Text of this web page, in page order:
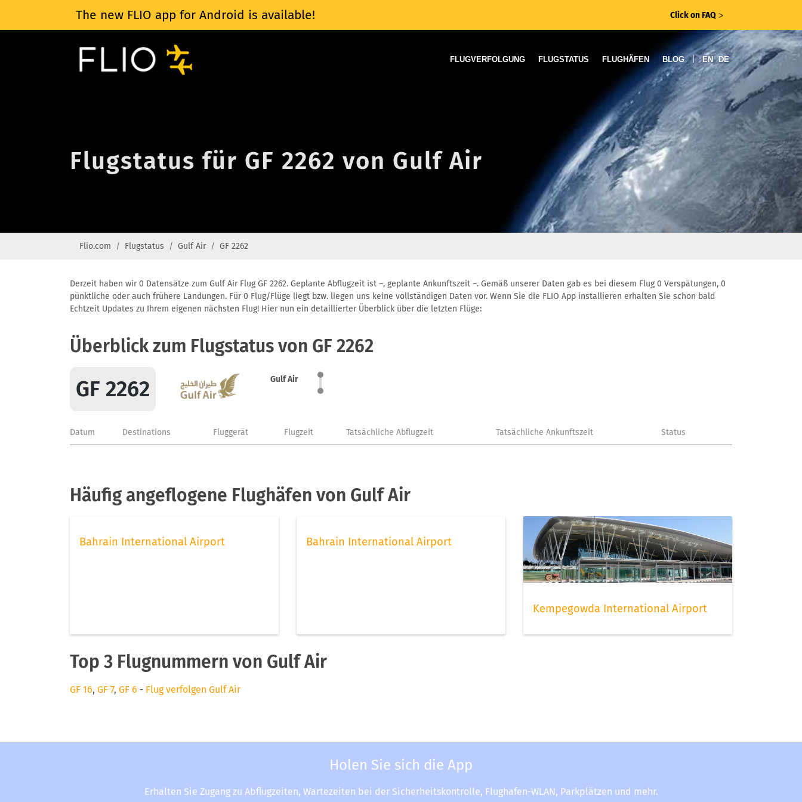
The new FLIO app for Android is available! Click on FAQ ᐳ
FLUGVERFOLGUNG FLUGSTATUS FLUGHÄFEN BLOG | EN DE
Flugstatus für GF 2262 von Gulf Air
Flio.com Flugstatus Gulf Air GF 2262
Derzeit haben wir 0 Datensätze zum Gulf Air Flug GF 2262. Geplante Abflugzeit ist –, geplante Ankunftszeit –. Gemäß unserer Daten gab es bei diesem Flug 0 Verspätungen, 0
pünktliche oder auch frühere Landungen. Für 0 Flug/Flüge liegt bzw. liegen uns keine vollständigen Daten vor. Wenn Sie die FLIO App installieren erhalten Sie schon bald
Echtzeit Updates zu Ihrem eigenen nächsten Flug! Hier nun ein detaillierter Überblick über die letzten Flüge:
Überblick zum Flugstatus von GF 2262
GF 2262 Gulf Air
Datum Destinations Fluggerät Flugzeit Tatsächliche Abflugzeit Tatsächliche Ankunftszeit Status
Häufig angeflogene Flughäfen von Gulf Air
Bahrain International Airport Bahrain International Airport
Kempegowda International Airport
Top 3 Flugnummern von Gulf Air
GF 16, GF 7, GF 6 - Flug verfolgen Gulf Air
Holen Sie sich die App
Erhalten Sie Zugang zu Abflugzeiten, Wartezeiten bei der Sicherheitskontrolle, Flughafen-WLAN, Parkplätzen und mehr.